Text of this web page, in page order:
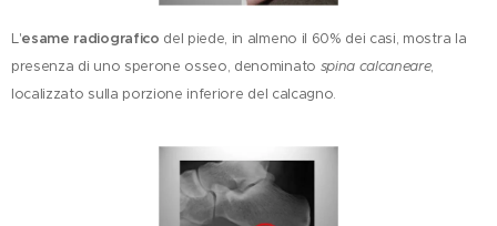
L'esame radiografico del piede, in almeno il 60% dei casi, mostra la
presenza di uno sperone osseo, denominato spina calcaneare,
localizzato sulla porzione inferiore del calcagno.